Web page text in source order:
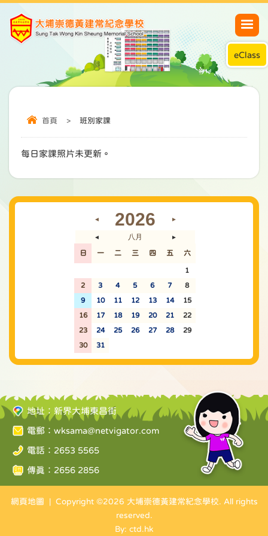
eClass
首頁 > 班別家課
每日家課照片未更新。
◄ 2026 ►
◄ 八月 ►
日 一 二 三 四 五 六
1
2 3 4 5 6 7 8
9 10 11 12 13 14 15
16 17 18 19 20 21 22
23 24 25 26 27 28 29
30 31
地址：新界大埔東昌街
電郵： wksama@netvigator.com
電話：2653 5565
傳真：2656 2856
網頁地圖 | Copyright ©2026 大埔崇德黃建常紀念學校. All rights
reserved.
By: ctd.hk